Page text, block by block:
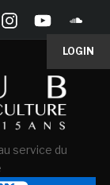
LOGIN
service du